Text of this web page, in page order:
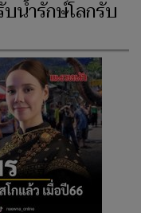
น้ำรักษ์โลกรับ